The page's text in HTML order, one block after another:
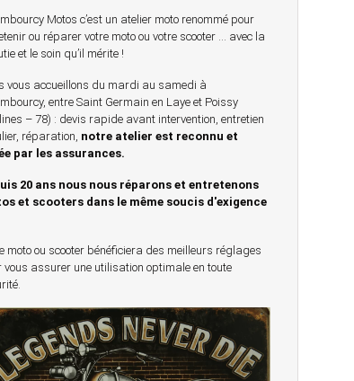
Motos c’est un atelier moto renommé pour
ou réparer votre moto ou votre scooter … avec la
et le soin qu’il mérite !
vous accueillons du mardi au samedi à
entre Saint Germain en Laye et Poissy
– 78) : devis rapide avant intervention, entretien
réparation, notre atelier est reconnu et
par les assurances.
20 ans nous nous réparons et entretenons
et scooters dans le même soucis d'exigence
moto ou scooter bénéficiera des meilleurs réglages
vous assurer une utilisation optimale en toute